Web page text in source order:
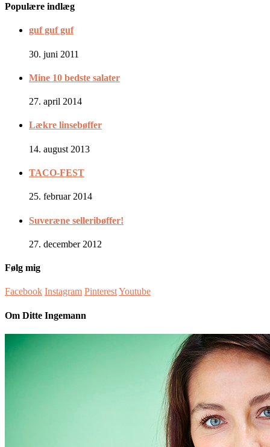
Populære indlæg
guf guf guf
30. juni 2011
Mine 10 bedste salater
27. april 2014
Lækre linsebøffer
14. august 2013
TACO-FEST
25. februar 2014
Suveræne selleribøffer!
27. december 2012
Følg mig
Facebook Instagram PinterestYoutube
Om Ditte Ingemann